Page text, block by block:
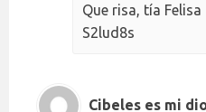
Que risa, tía Felisa
S2lud8s
Cibeles es mi